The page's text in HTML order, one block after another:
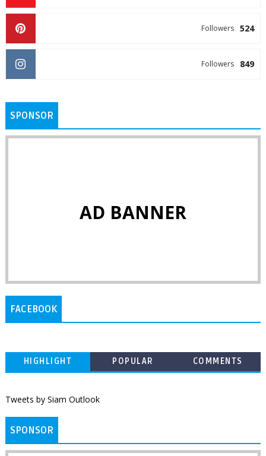
524
Followers
849
Followers
SPONSOR
AD BANNER
FACEBOOK
HIGHLIGHT POPULAR COMMENTS
Tweets by Siam Outlook
SPONSOR